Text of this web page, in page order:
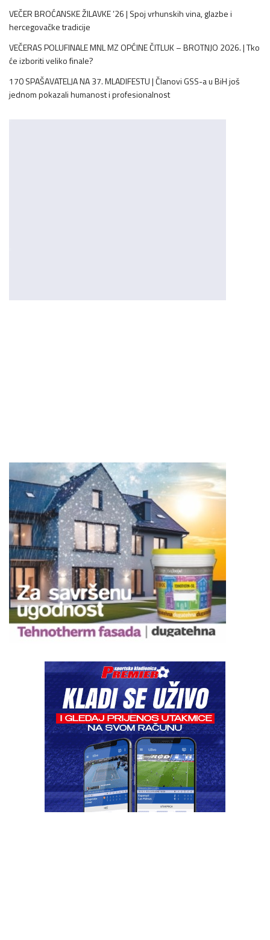
VEČER BROĆANSKE ŽILAVKE ’26 | Spoj vrhunskih vina, glazbe i
hercegovačke tradicije
VEČERAS POLUFINALE MNL MZ OPĆINE ČITLUK – BROTNJO 2026. | Tko
će izboriti veliko finale?
170 SPAŠAVATELJA NA 37. MLADIFESTU | Članovi GSS-a u BiH još
jednom pokazali humanost i profesionalnost